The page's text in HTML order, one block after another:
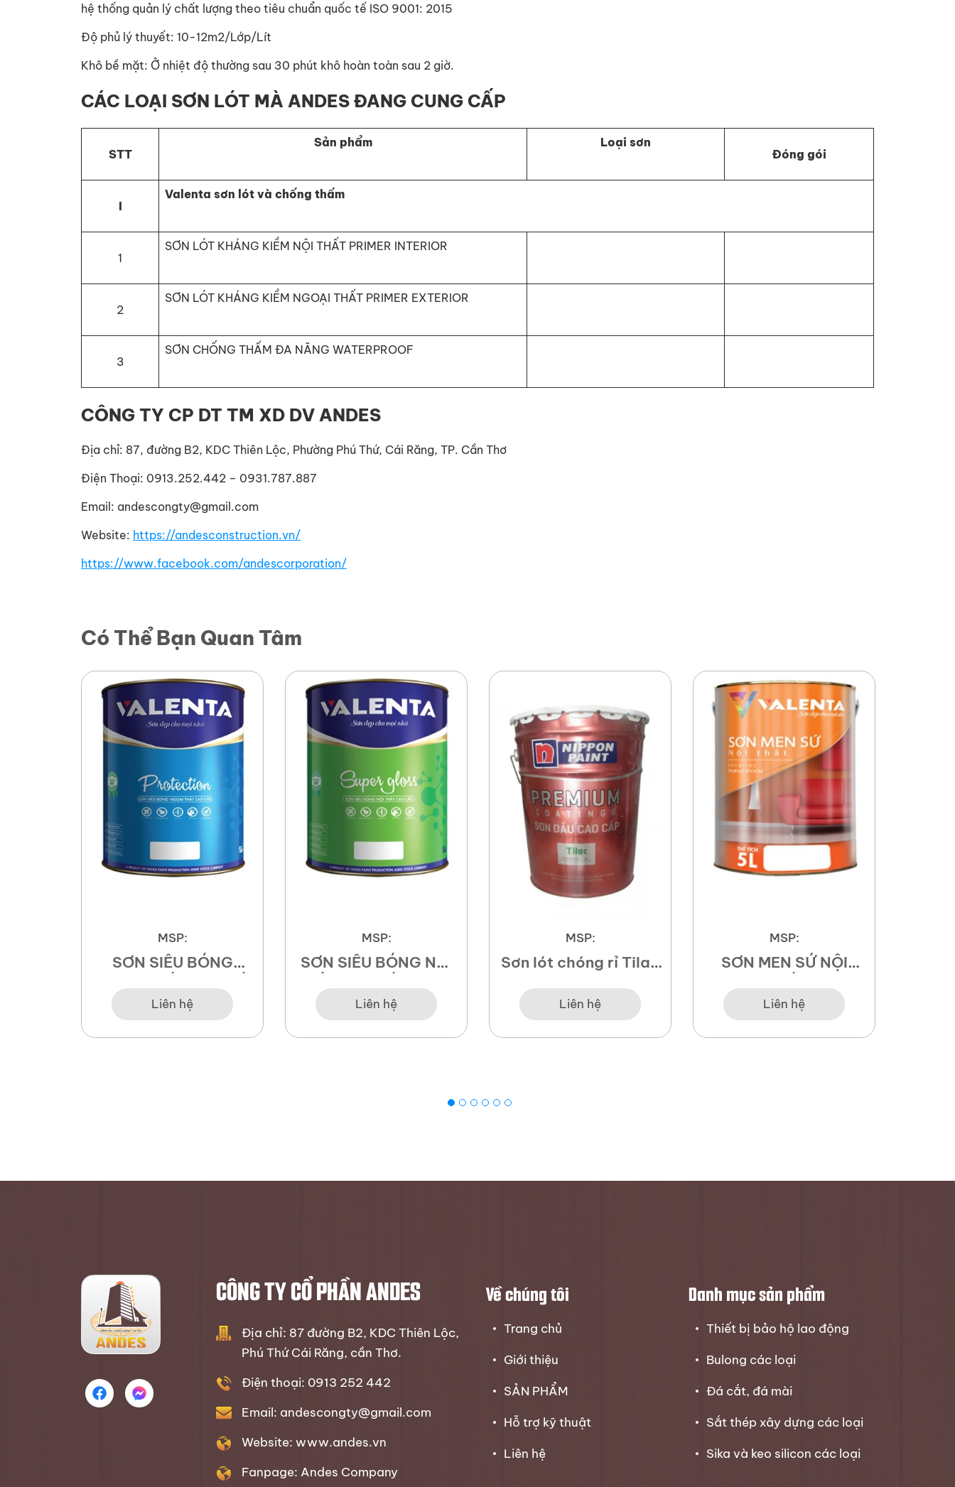
hệ thống quản lý chất lượng theo tiêu chuẩn quốc tế ISO 9001: 2015
Độ phủ lý thuyết: 10-12m2/Lớp/Lít
Khô bề mặt: Ở nhiệt độ thường sau 30 phút khô hoàn toàn sau 2 giờ.
CÁC LOẠI SƠN LÓT MÀ ANDES ĐANG CUNG CẤP
STT
Sản phẩm
Loại sơn
Đóng gói
I
Valenta sơn lót và chống thấm
1
SƠN LÓT KHÁNG KIỀM NỘI THẤT PRIMER INTERIOR
2
SƠN LÓT KHÁNG KIỀM NGOẠI THẤT PRIMER EXTERIOR
3
SƠN CHỐNG THẤM ĐA NĂNG WATERPROOF
CÔNG TY CP DT TM XD DV ANDES
Địa chỉ: 87, đường B2, KDC Thiên Lộc, Phường Phú Thứ, Cái Răng, TP. Cần Thơ
Điện Thoại: 0913.252.442 – 0931.787.887
Email: andescongty@gmail.com
Website: https://andesconstruction.vn/
https://www.facebook.com/andescorporation/
Có Thể Bạn Quan Tâm
MSP:
SƠN SIÊU BÓNG
NGOẠI THẤT CAO CẤP
PROTECTION
Liên hệ
MSP:
SƠN SIÊU BÓNG NỘI
THẤT CAO CẤP SUPER
GLOSS
Liên hệ
MSP:
Sơn lót chóng rỉ Tilac
Red Oxide Primer
Liên hệ
MSP:
SƠN MEN SỨ NỘI
THẤT
Liên hệ
CÔNG TY CỔ PHẦN ANDES
Địa chỉ: 87 đường B2, KDC Thiên Lộc,
Phú Thứ Cái Răng, cần Thơ.
Điện thoại: 0913 252 442
Email: andescongty@gmail.com
Website: www.andes.vn
Fanpage: Andes Company
Về chúng tôi
Trang chủ
Giới thiệu
SẢN PHẨM
Hỗ trợ kỹ thuật
Liên hệ
Danh mục sản phẩm
Thiết bị bảo hộ lao động
Bulong các loại
Đá cắt, đá mài
Sắt thép xây dựng các loại
Sika và keo silicon các loại